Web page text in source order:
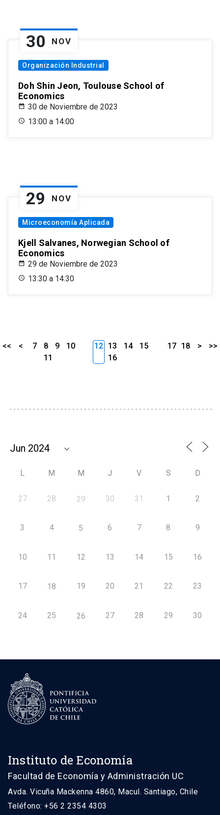
30 NOV
Organización Industrial
Doh Shin Jeon, Toulouse School of
Economics
30 de Noviembre de 2023
13:00 a 14:00
29 NOV
Microeconomía Aplicada
Kjell Salvanes, Norwegian School of
Economics
29 de Noviembre de 2023
13:30 a 14:30
<< < 7 8 9
10
11
12 13 14
15
16
17 18 > >>
L M M J V S D
27 28 29 30 31 1 2
3 4 5 6 7 8 9
10 11 12 13 14 15 16
17 18 19 20 21 22 23
24 25 26 27 28 29 30
Instituto de Economía
Facultad de Economía y Administración UC
Avda. Vicuña Mackenna 4860, Macul. Santiago, Chile
Teléfono: +56 2 2354 4303